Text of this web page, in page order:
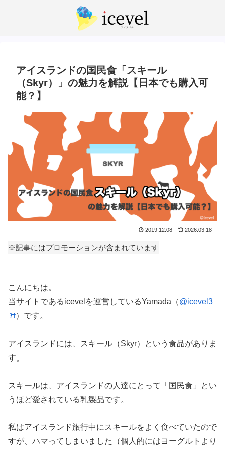
アイスランドの国民食「スキール
（Skyr）」の魅力を解説【日本でも購入可
能？】
2019.12.08 2026.03.18
※記事にはプロモーションが含まれています
こんにちは。
当サイトであるicevelを運営しているYamada（@icevel3
）です。
アイスランドには、スキール（Skyr）という食品がありま
す。
スキールは、アイスランドの人達にとって「国民食」とい
うほど愛されている乳製品です。
私はアイスランド旅行中にスキールをよく食べていたので
すが、ハマってしまいました（個人的にはヨーグルトより